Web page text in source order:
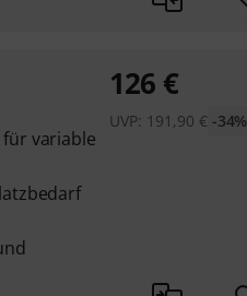
variable
126 €
UVP: 191,90 € -34%